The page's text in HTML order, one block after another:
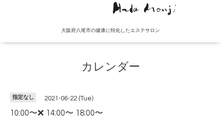
大阪府八尾市の健康に特化したエステサロン
カレンダー
指定なし 2021-06-22 (Tue)
10:00〜❌ 14:00〜 18:00〜